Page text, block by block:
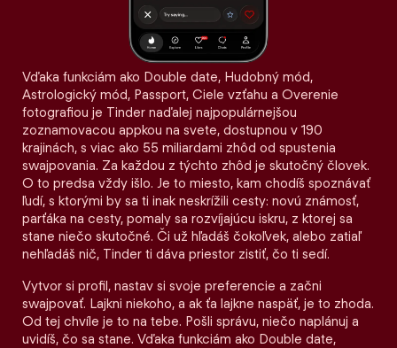
Vďaka funkciám ako Double date, Hudobný mód,
Astrologický mód, Passport, Ciele vzťahu a Overenie
fotografiou je Tinder naďalej najpopulárnejšou
zoznamovacou appkou na svete, dostupnou v 190
krajinách, s viac ako 55 miliardami zhôd od spustenia
swajpovania. Za každou z týchto zhôd je skutočný človek.
O to predsa vždy išlo. Je to miesto, kam chodíš spoznávať
ľudí, s ktorými by sa ti inak neskrížili cesty: novú známosť,
parťáka na cesty, pomaly sa rozvíjajúcu iskru, z ktorej sa
stane niečo skutočné. Či už hľadáš čokoľvek, alebo zatiaľ
nehľadáš nič, Tinder ti dáva priestor zistiť, čo ti sedí.
Vytvor si profil, nastav si svoje preferencie a začni
swajpovať. Lajkni niekoho, a ak ťa lajkne naspäť, je to zhoda.
Od tej chvíle je to na tebe. Pošli správu, niečo naplánuj a
uvidíš, čo sa stane. Vďaka funkciám ako Double date,